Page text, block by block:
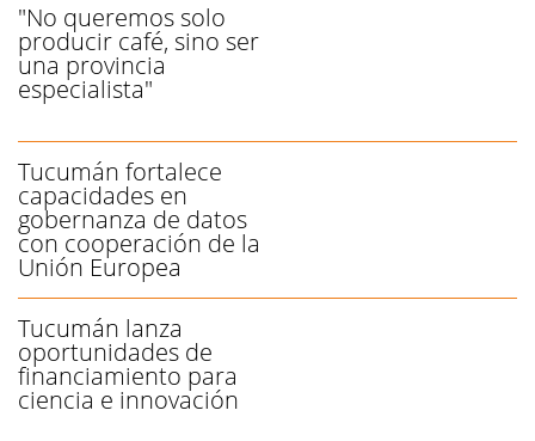
"No queremos solo
producir café, sino ser
una provincia
especialista"
Tucumán fortalece
capacidades en
gobernanza de datos
con cooperación de la
Unión Europea
Tucumán lanza
oportunidades de
financiamiento para
ciencia e innovación